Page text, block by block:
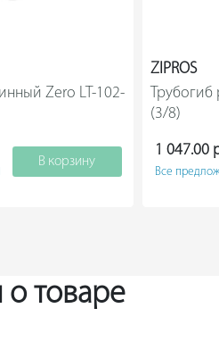
Zero LT-102-
В корзину
ZIPROS
1 047.00
Все
товаре